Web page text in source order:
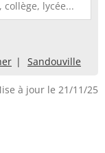
Sandouville
à jour le 21/11/25